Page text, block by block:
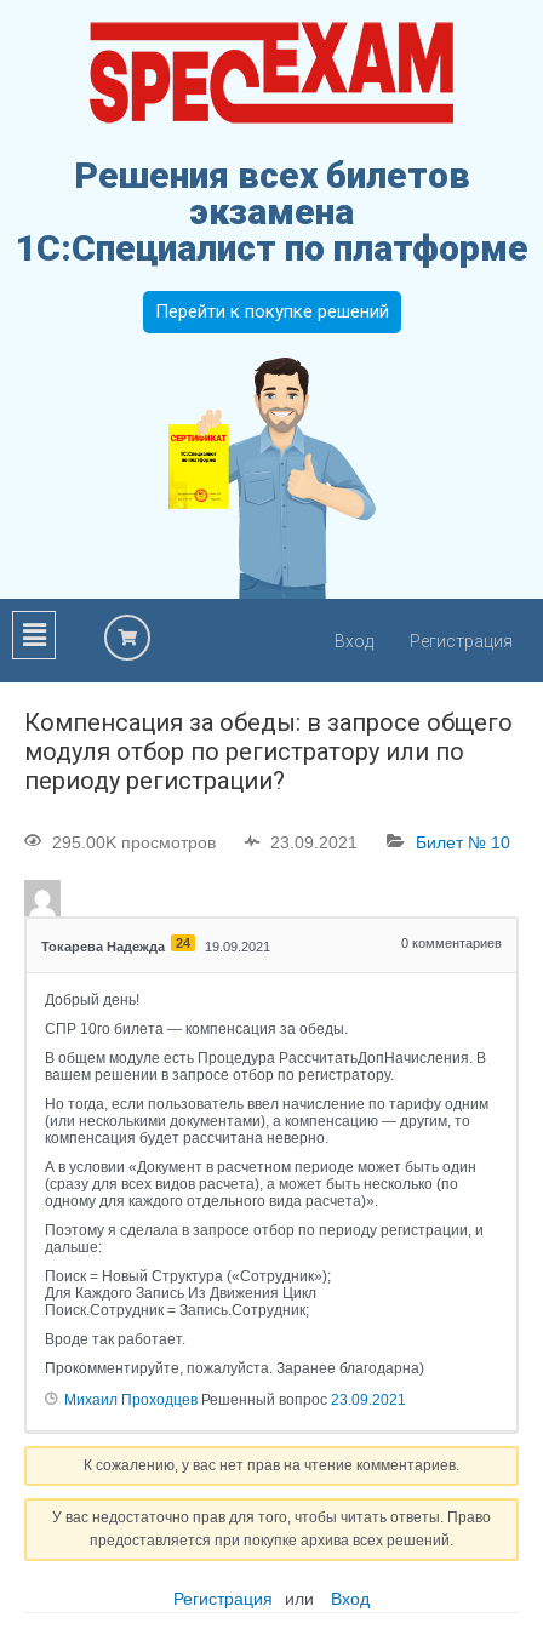
Решения всех билетов
экзамена
1С:Специалист по платформе
Перейти к покупке решений
Вход Регистрация
Компенсация за обеды: в запросе общего
модуля отбор по регистратору или по
периоду регистрации?
295.00K просмотров 23.09.2021 Билет № 10
Токарева Надежда 24 19.09.2021 0 комментариев
Добрый день!
СПР 10го билета — компенсация за обеды.
В общем модуле есть Процедура РассчитатьДопНачисления. В
вашем решении в запросе отбор по регистратору.
Но тогда, если пользователь ввел начисление по тарифу одним
(или несколькими документами), а компенсацию — другим, то
компенсация будет рассчитана неверно.
А в условии «Документ в расчетном периоде может быть один
(сразу для всех видов расчета), а может быть несколько (по
одному для каждого отдельного вида расчета)».
Поэтому я сделала в запросе отбор по периоду регистрации, и
дальше:
Поиск = Новый Структура («Сотрудник»);
Для Каждого Запись Из Движения Цикл
Поиск.Сотрудник = Запись.Сотрудник;
Вроде так работает.
Прокомментируйте, пожалуйста. Заранее благодарна)
Михаил Проходцев Решенный вопрос 23.09.2021
К сожалению, у вас нет прав на чтение комментариев.
У вас недостаточно прав для того, чтобы читать ответы. Право
предоставляется при покупке архива всех решений.
Регистрация или Вход